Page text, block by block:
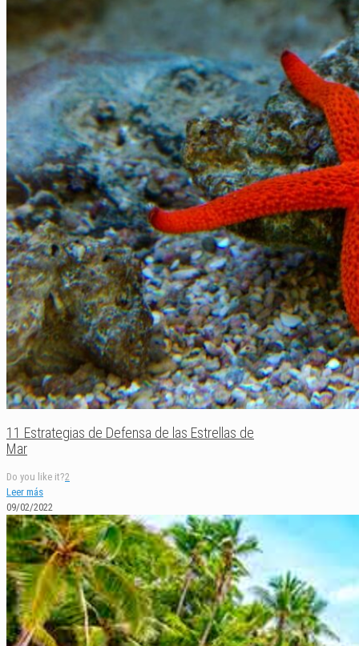
11 Estrategias de Defensa de las Estrellas de
Mar
Do you like it?2
Leer más
09/02/2022